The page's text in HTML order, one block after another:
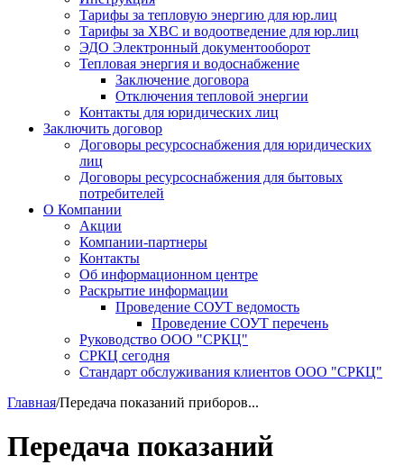
Тарифы за тепловую энергию для юр.лиц
Тарифы за ХВС и водоотведение для юр.лиц
ЭДО Электронный документооборот
Тепловая энергия и водоснабжение
Заключение договора
Отключения тепловой энергии
Контакты для юридических лиц
Заключить договор
Договоры ресурсоснабжения для юридических
лиц
Договоры ресурсоснабжения для бытовых
потребителей
О Компании
Акции
Компании-партнеры
Контакты
Об информационном центре
Раскрытие информации
Проведение СОУТ ведомость
Проведение СОУТ перечень
Руководство ООО "СРКЦ"
СРКЦ сегодня
Стандарт обслуживания клиентов ООО "СРКЦ"
Главная/Передача показаний приборов...
Передача показаний